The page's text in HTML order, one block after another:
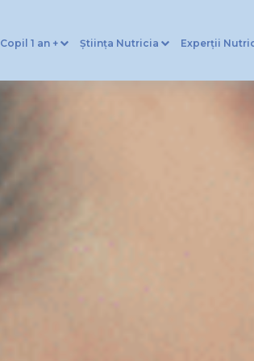
Copil 1 an + Știința Nutricia Experții